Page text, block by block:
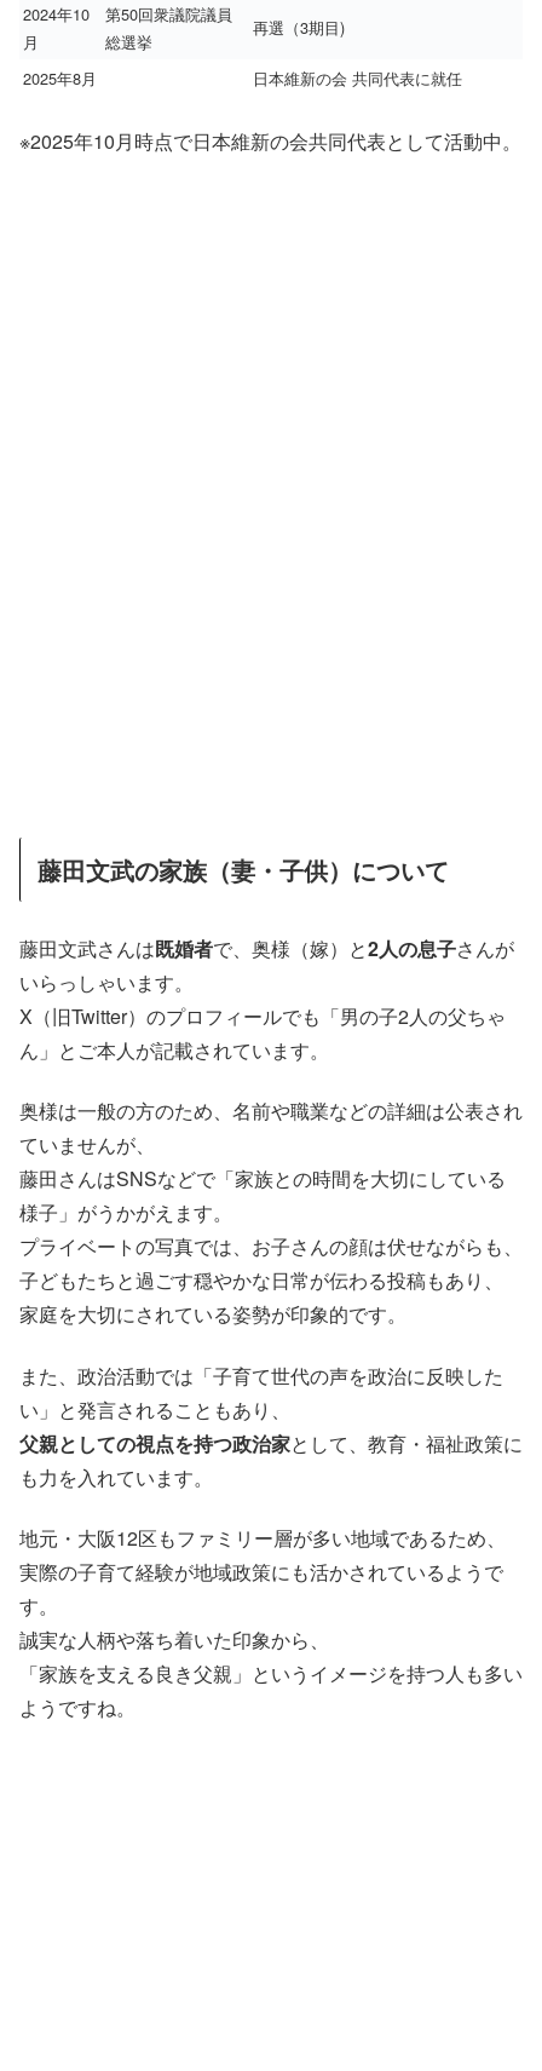
2024年10
月
第50回衆議院議員
総選挙
再選（3期目)
2025年8月 日本維新の会 共同代表に就任
※2025年10月時点で日本維新の会共同代表として活動中。
藤田文武の家族（妻・子供）について
藤田文武さんは既婚者で、奥様（嫁）と2人の息子さんが
いらっしゃいます。
X（旧Twitter）のプロフィールでも「男の子2人の父ちゃ
ん」とご本人が記載されています。
奥様は一般の方のため、名前や職業などの詳細は公表され
ていませんが、
藤田さんはSNSなどで「家族との時間を大切にしている
様子」がうかがえます。
プライベートの写真では、お子さんの顔は伏せながらも、
子どもたちと過ごす穏やかな日常が伝わる投稿もあり、
家庭を大切にされている姿勢が印象的です。
また、政治活動では「子育て世代の声を政治に反映した
い」と発言されることもあり、
父親としての視点を持つ政治家として、教育・福祉政策に
も力を入れています。
地元・大阪12区もファミリー層が多い地域であるため、
実際の子育て経験が地域政策にも活かされているようで
す。
誠実な人柄や落ち着いた印象から、
「家族を支える良き父親」というイメージを持つ人も多い
ようですね。